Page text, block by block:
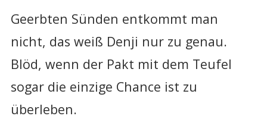
Geerbten Sünden entkommt man
nicht, das weiß Denji nur zu genau.
Blöd, wenn der Pakt mit dem Teufel
sogar die einzige Chance ist zu
überleben.